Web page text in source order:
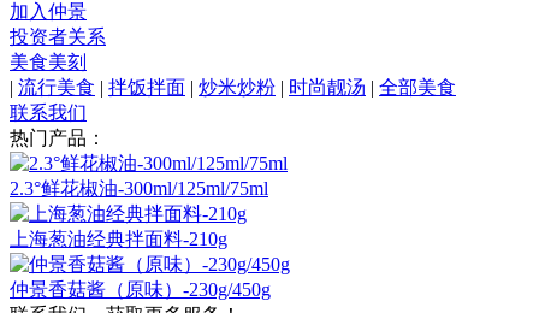
加入仲景
投资者关系
美食美刻
| 流行美食 | 拌饭拌面 | 炒米炒粉 | 时尚靓汤 | 全部美食
联系我们
热门产品：
2.3°鲜花椒油-300ml/125ml/75ml
上海葱油经典拌面料-210g
仲景香菇酱（原味）-230g/450g